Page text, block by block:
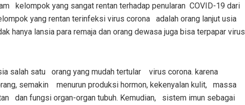
kelompok yang sangat rentan terhadap penularan COVID-19 dari
yang rentan terinfeksi virus corona adalah orang lanjut usia
hanya lansia para remaja dan orang dewasa juga bisa terpapar virus
salah satu orang yang mudah tertular virus corona. karena
semakin menurun produksi hormon, kekenyalan kulit, massa
dan fungsi organ-organ tubuh. Kemudian, sistem imun sebagai